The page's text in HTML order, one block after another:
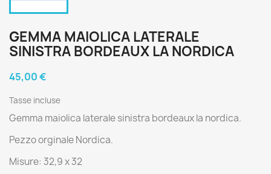
GEMMA MAIOLICA LATERALE
SINISTRA BORDEAUX LA NORDICA
45,00 €
Tasse incluse
Gemma maiolica laterale sinistra bordeaux la nordica.
Pezzo orginale Nordica.
Misure: 32,9 x 32